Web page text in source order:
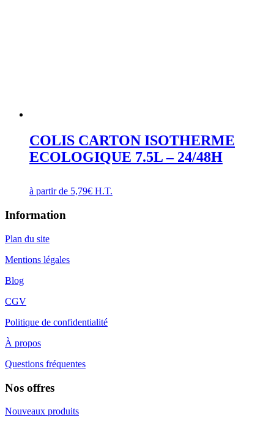
COLIS CARTON ISOTHERME
ECOLOGIQUE 7.5L – 24/48H
à partir de 5,79€ H.T.
Information
Plan du site
Mentions légales
Blog
CGV
Politique de confidentialité
À propos
Questions fréquentes
Nos offres
Nouveaux produits